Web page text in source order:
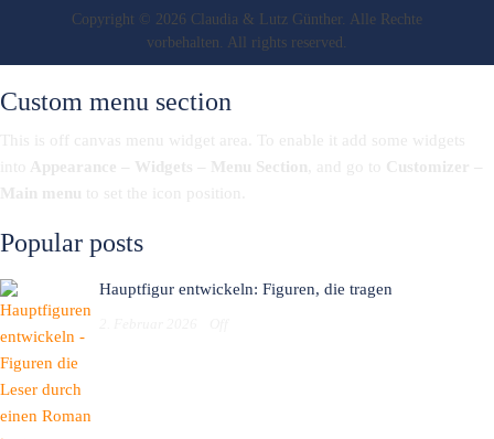
Copyright © 2026 Claudia & Lutz Günther. Alle Rechte
vorbehalten. All rights reserved.
Custom menu section
Popular posts
Hauptfigur entwickeln: Figuren, die tragen